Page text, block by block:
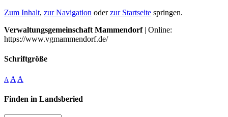
Zum Inhalt, zur Navigation oderzur Startseite springen.
Verwaltungsgemeinschaft Mammendorf| Online:
https://www.vgmammendorf.de/
Schriftgröße
A A A
Finden in Landsberied